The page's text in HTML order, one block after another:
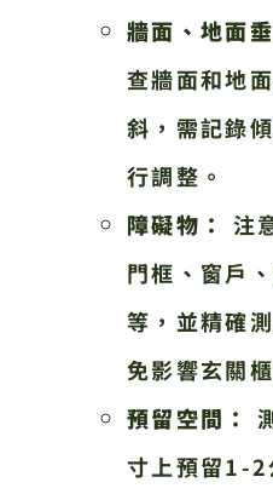
牆面、地面
查牆面和地
斜，需記錄
行調整。
障礙物：
注
門框、窗戶
等，並精確
免影響玄關
預留空間：
寸上預留1-2